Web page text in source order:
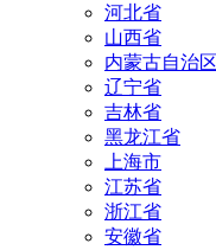
河北省
山西省
内蒙古自治区
辽宁省
吉林省
黑龙江省
上海市
江苏省
浙江省
安徽省